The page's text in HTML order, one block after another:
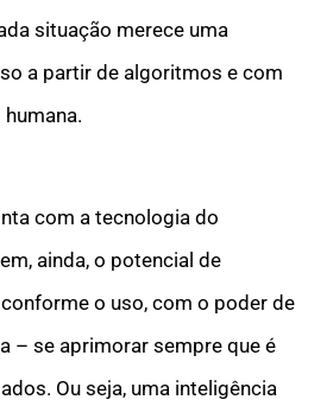
situação merece uma
a partir de algoritmos e com
com a tecnologia do
ainda, o potencial de
o uso, com o poder de
– se aprimorar sempre que é
Ou seja, uma inteligência